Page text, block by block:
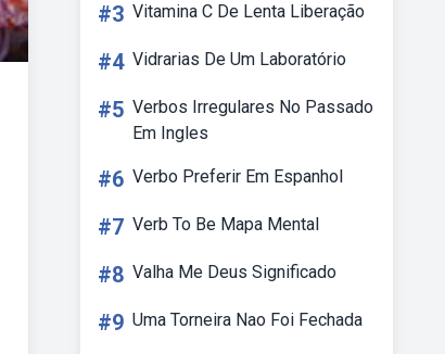
#3 Vitamina C De Lenta Liberação
#4 Vidrarias De Um Laboratório
#5 Verbos Irregulares No Passado
Em Ingles
#6 Verbo Preferir Em Espanhol
#7 Verb To Be Mapa Mental
#8 Valha Me Deus Significado
#9 Uma Torneira Nao Foi Fechada